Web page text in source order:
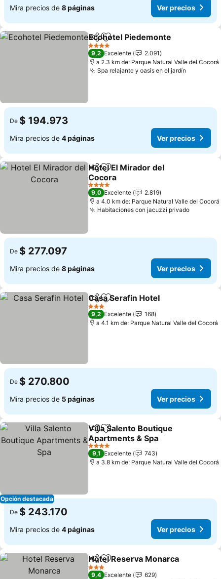
Mira precios de 8 páginas Ver precios
CompartirAgregar a favoritos
Ecohotel Piedemonte
4 Estrellas
9,2 Excelente
2.091
a 2.3 km de: Parque Natural Valle del Cocorá
Spa relajante y oasis en el jardín
De $ 194.973
Mira precios de 4 páginas Ver precios
CompartirAgregar a favoritos
Hotel El Mirador del
Cocora
4 Estrellas
9,0 Excelente
2.819
a 4.0 km de: Parque Natural Valle del Cocorá
Habitaciones con jacuzzi privado
De $ 277.097
Mira precios de 8 páginas Ver precios
CompartirAgregar a favoritos
Casa Serafin Hotel
3 Estrellas
9,2 Excelente
168
a 4.1 km de: Parque Natural Valle del Cocorá
De $ 270.800
Mira precios de 5 páginas Ver precios
Opción destacada
CompartirAgregar a favoritos
Villa Salento Boutique
Apartments & Spa
4 Estrellas
9,1 Excelente
743
a 3.8 km de: Parque Natural Valle del Cocorá
De $ 243.170
Mira precios de 4 páginas Ver precios
CompartirAgregar a favoritos
Hotel Reserva Monarca
3 Estrellas
9,4 Excelente
629